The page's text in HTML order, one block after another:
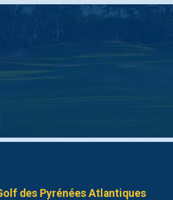
des Pyrénées Atlantiques